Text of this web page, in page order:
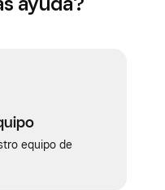
equipo de